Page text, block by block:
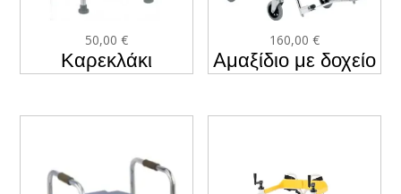
Καρεκλάκι
50,00€
Aμαξίδιο με δοχείο
160,00 €